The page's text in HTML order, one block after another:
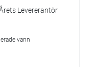
Levererantör
vann